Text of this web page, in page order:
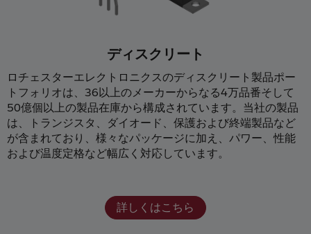
ディスクリート
ロチェスターエレクトロニクスのディスクリート製品ポー
トフォリオは、36以上のメーカーからなる4万品番そして
50億個以上の製品在庫から構成されています。当社の製品
は、トランジスタ、ダイオード、保護および終端製品など
が含まれており、様々なパッケージに加え、パワー、性能
および温度定格など幅広く対応しています。
詳しくはこちら